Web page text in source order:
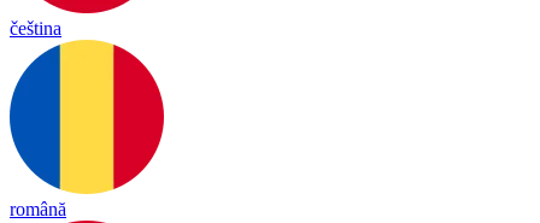
čeština
română